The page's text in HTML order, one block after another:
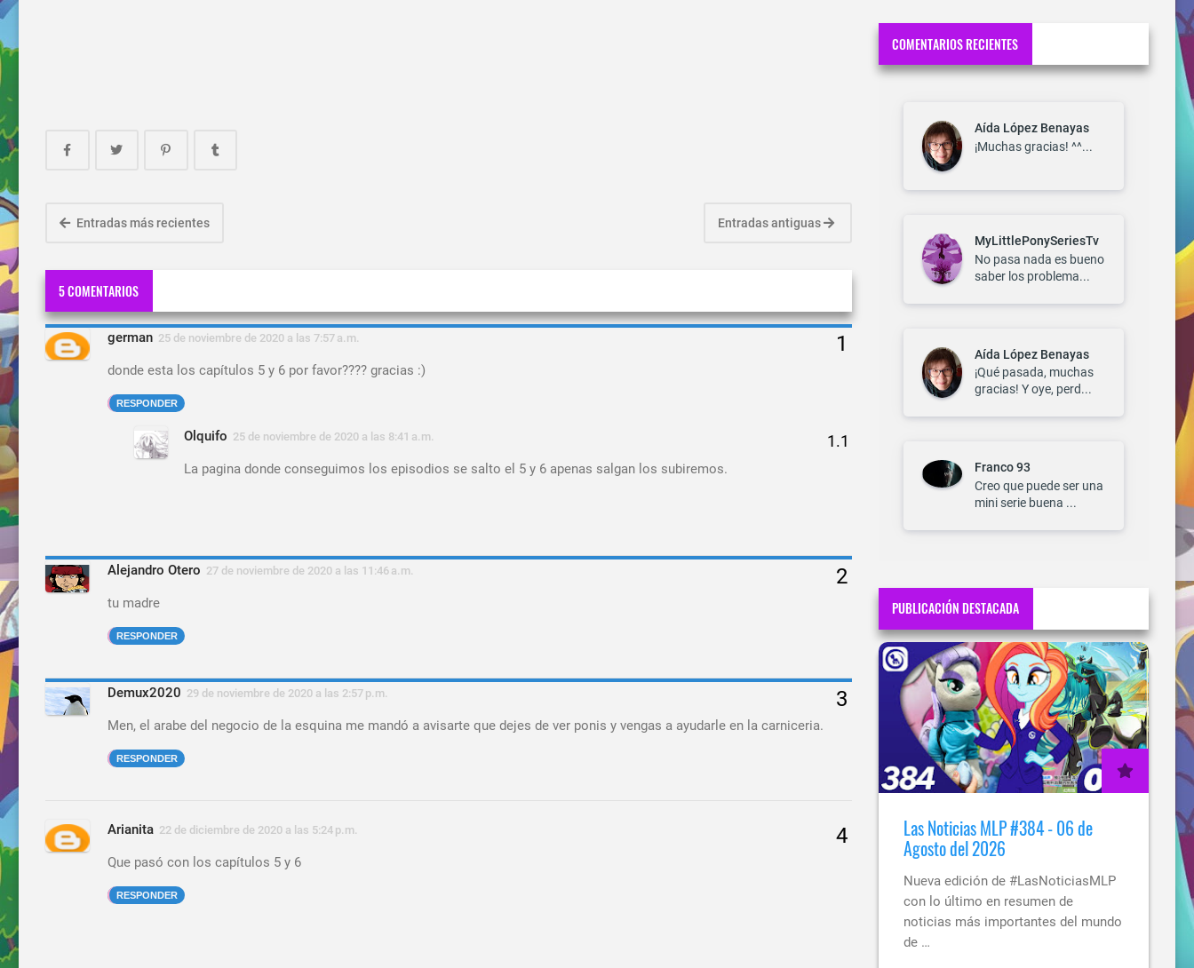
Entradas más recientes Entradas antiguas
5 COMENTARIOS
german 25 de noviembre de 2020 a las 7:57 a.m.
donde esta los capítulos 5 y 6 por favor???? gracias :)
RESPONDER
Olquifo 25 de noviembre de 2020 a las 8:41 a.m.
La pagina donde conseguimos los episodios se salto el 5 y 6 apenas salgan los subiremos.
Alejandro Otero 27 de noviembre de 2020 a las 11:46 a.m.
tu madre
RESPONDER
Demux2020 29 de noviembre de 2020 a las 2:57 p.m.
Men, el arabe del negocio de la esquina me mandó a avisarte que dejes de ver ponis y vengas a ayudarle en la carniceria.
RESPONDER
Arianita 22 de diciembre de 2020 a las 5:24 p.m.
Que pasó con los capítulos 5 y 6
RESPONDER
COMENTARIOS RECIENTES
Aída López Benayas
¡Muchas gracias! ^^...
MyLittlePonySeriesTv
No pasa nada es bueno
saber los problema...
Aída López Benayas
¡Qué pasada, muchas
gracias! Y oye, perd...
Franco 93
Creo que puede ser una
mini serie buena ...
PUBLICACIÓN DESTACADA
Las Noticias MLP #384 - 06 de
Agosto del 2026
Nueva edición de #LasNoticiasMLP
con lo último en resumen de
noticias más importantes del mundo
de …